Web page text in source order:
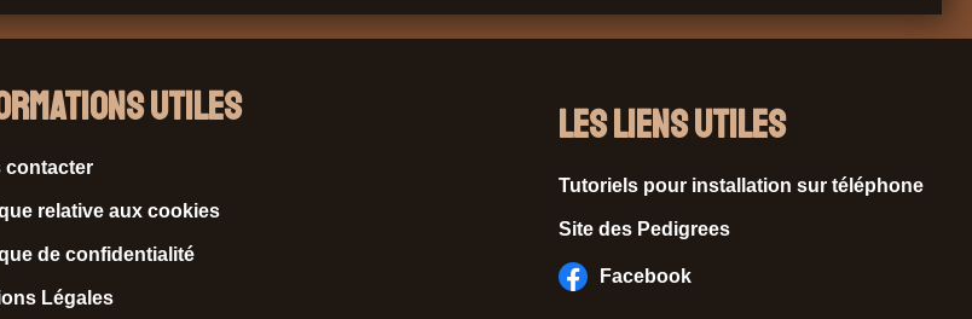
Utiles
contacter
relative aux cookies
de confidentialité
Légales
Les liens utiles
Tutoriels pour installation sur téléphone
Site des Pedigrees
Facebook